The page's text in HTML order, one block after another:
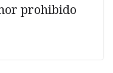
prohibido